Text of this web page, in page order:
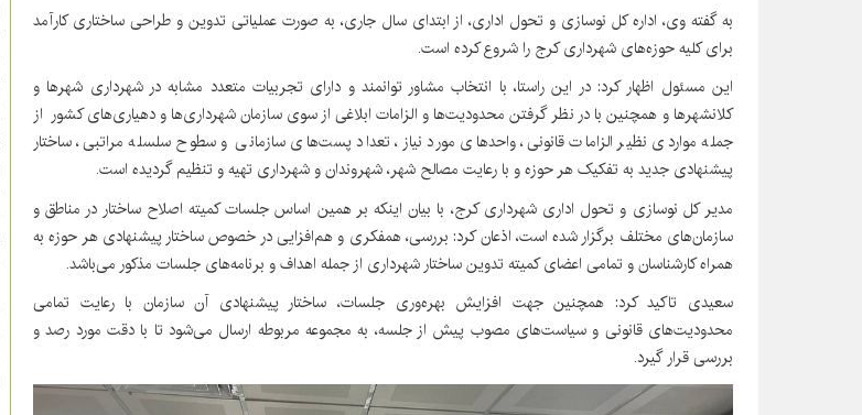
به گفته وی، اداره کل نوسازی و تحول اداری، از ابتدای سال جاری، به صورت عملیاتی تدوین و طراحی ساختاری کارآمد
برای کلیه حوزه‌های شهرداری کرج را شروع کرده است.
این مسئول اظهار کرد: در این راستا، با انتخاب مشاور توانمند و دارای تجربیات متعدد مشابه در شهرداری شهرها و
کلانشهرها و همچنین با در نظر گرفتن محدودیت‌ها و الزامات ابلاغی از سوی سازمان شهرداری‌ها و دهیاری‌های کشور از
جمله مواردی نظیر الزامات قانونی، واحدهای مورد نیاز، تعداد پست‌های سازمانی و سطوح سلسله مراتبی، ساختار
پیشنهادی جدید به تفکیک هر حوزه و با رعایت مصالح شهر، شهروندان و شهرداری تهیه و تنظیم گردیده است.
مدیر کل نوسازی و تحول اداری شهرداری کرج، با بیان اینکه بر همین اساس جلسات کمیته اصلاح ساختار در مناطق و
سازمان‌های مختلف برگزار شده است، اذعان کرد: بررسی، همفکری و هم‌افزایی در خصوص ساختار پیشنهادی هر حوزه به
همراه کارشناسان و تمامی اعضای کمیته تدوین ساختار شهرداری از جمله اهداف و برنامه‌های جلسات مذکور می‌باشد.
سعیدی تاکید کرد: همچنین جهت افزایش بهره‌وری جلسات، ساختار پیشنهادی آن سازمان با رعایت تمامی
محدودیت‌های قانونی و سیاست‌های مصوب پیش از جلسه، به مجموعه مربوطه ارسال می‌شود تا با دقت مورد رصد و
بررسی قرار گیرد.